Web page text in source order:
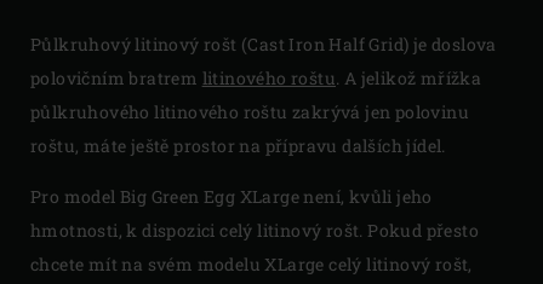
Půlkruhový litinový rošt (Cast Iron Half Grid) je doslova
polovičním bratrem litinového roštu . A jelikož mřížka
půlkruhového litinového roštu zakrývá jen polovinu
roštu, máte ještě prostor na přípravu dalších jídel.
Pro model Big Green Egg XLarge není, kvůli jeho
hmotnosti, k dispozici celý litinový rošt. Pokud přesto
chcete mít na svém modelu XLarge celý litinový rošt,